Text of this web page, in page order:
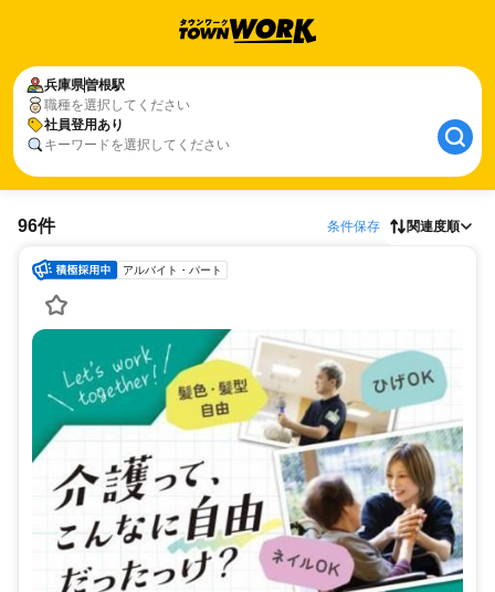
兵庫県曽根駅
職種を選択してください
社員登用あり
キーワードを選択してください
96件 条件保存 関連度順
アルバイト・パート